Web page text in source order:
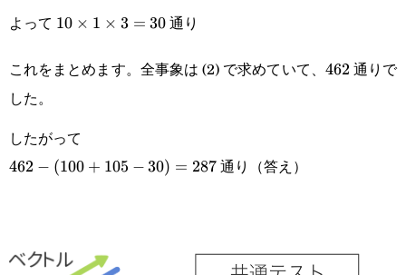
よって 10\times
10 × 1 × 3 = 30通り
これをまとめます。全事象は (2) で求めていて、 462
462 通りで
した。
したがって
462-
462 − (100 + 105 − 30) = 287通り（答え）